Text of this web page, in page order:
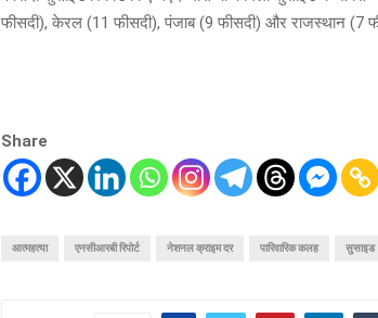
फीसदी), केरल (11 फीसदी), पंजाब (9 फीसदी) और राजस्थान (7
Share
आत्महत्या एनसीआरबी रिपोर्ट नेशनल क्राइम दर पारिवारिक कलह सुसाइड